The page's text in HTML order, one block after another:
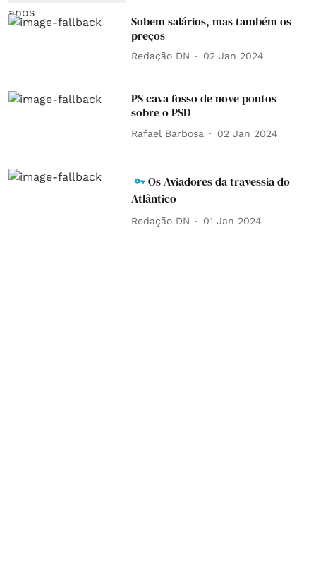
Sobem salários, mas também os
preços
Redação DN 02 Jan 2024
PS cava fosso de nove pontos
sobre o PSD
Rafael Barbosa 02 Jan 2024
Os Aviadores da travessia do
Atlântico
Redação DN 01 Jan 2024